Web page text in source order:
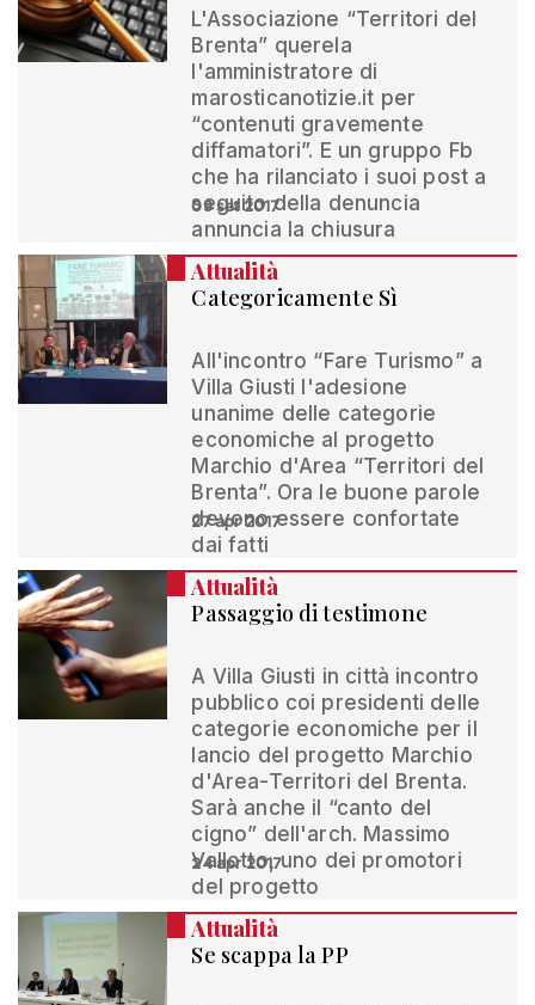
L'Associazione “Territori del
Brenta” querela
l'amministratore di
marosticanotizie.it per
“contenuti gravemente
diffamatori”. E un gruppo Fb
che ha rilanciato i suoi post a
seguito della denuncia
annuncia la chiusura
09 set 2017
Attualità
Categoricamente Sì
All'incontro “Fare Turismo” a
Villa Giusti l'adesione
unanime delle categorie
economiche al progetto
Marchio d'Area “Territori del
Brenta”. Ora le buone parole
devono essere confortate
dai fatti
27 apr 2017
Attualità
Passaggio di testimone
A Villa Giusti in città incontro
pubblico coi presidenti delle
categorie economiche per il
lancio del progetto Marchio
d'Area-Territori del Brenta.
Sarà anche il “canto del
cigno” dell'arch. Massimo
Vallotto, uno dei promotori
del progetto
24 apr 2017
Attualità
Se scappa la PP